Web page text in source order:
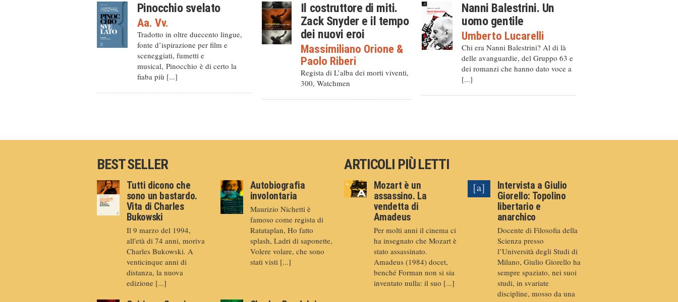
Pinocchio svelato
Aa. Vv.
Tradotto in oltre duecento lingue,
fonte d’ispirazione per film e
sceneggiati, fumetti e
musical, Pinocchio è di certo la
fiaba più [...]
Il costruttore di miti.
Zack Snyder e il tempo
dei nuovi eroi
Massimiliano Orione&
Paolo Riberi
Regista di L’alba dei morti viventi,
300, Watchmen
Nanni Balestrini. Un
uomo gentile
Umberto Lucarelli
Chi era Nanni Balestrini? Al di là
delle avanguardie, del Gruppo 63 e
dei romanzi che hanno dato voce a
[...]
BEST SELLER
Tutti dicono che
sono un bastardo.
Vita di Charles
Bukowski
Il 9 marzo del 1994,
all'età di 74 anni, moriva
Charles Bukowski. A
venticinque anni di
distanza, la nuova
edizione [...]
Autobiografia
involontaria
Maurizio Nichetti è
famoso come regista di
Ratataplan, Ho fatto
splash, Ladri di saponette,
Volere volare, che sono
stati visti [...]
ARTICOLI PIÙ LETTI
Mozart è un
assassino. La
vendetta di
Amadeus
Per molti anni il cinema ci
ha insegnato che Mozart è
stato assassinato.
Amadeus (1984) docet,
benché Forman non si sia
inventato nulla: il suo [...]
Intervista a Giulio
Giorello: Topolino
libertario e
anarchico
Docente di Filosofia della
Scienza presso
l’Università degli Studi di
Milano, Giulio Giorello ha
sempre spaziato, nei suoi
studi, in svariate
discipline, mosso da una